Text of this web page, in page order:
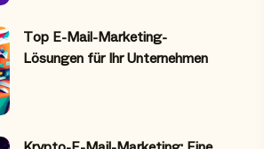
Top E-Mail-Marketing-
Lösungen für Ihr Unternehmen